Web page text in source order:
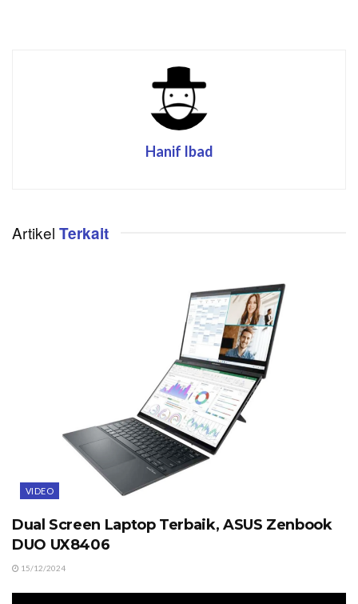
Hanif Ibad
Artikel Terkait
VIDEO
Dual Screen Laptop Terbaik, ASUS Zenbook
DUO UX8406
15/12/2024